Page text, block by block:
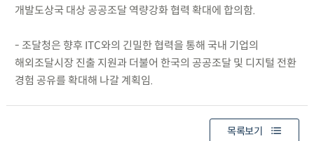
개발도상국 대상 공공조달 역량강화 협력 확대에 합의함.
- 조달청은 향후 ITC와의 긴밀한 협력을 통해 국내 기업의
해외조달시장 진출 지원과 더불어 한국의 공공조달 및 디지털 전환
경험 공유를 확대해 나갈 계획임.
목록보기